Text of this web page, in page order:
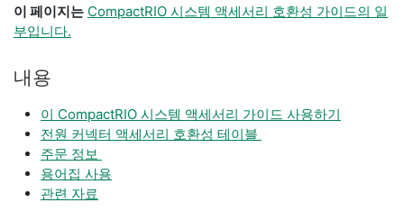
이 페이지는 CompactRIO 시스템 액세서리 호환성 가이드의 일
부입니다.
내용
이 CompactRIO 시스템 액세서리 가이드 사용하기
전원 커넥터 액세서리 호환성 테이블
주문 정보
용어집 사용
관련 자료